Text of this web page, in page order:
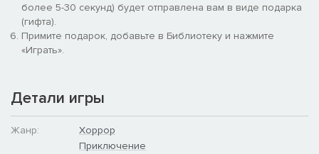
более 5-30 секунд) будет отправлена вам в виде подарка
(гифта).
Примите подарок, добавьте в Библиотеку и нажмите
«Играть».
Детали игры
Жанр:
Хоррор
Приключение